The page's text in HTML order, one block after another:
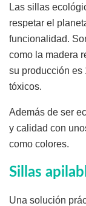
Las sillas
respetar el
funcionalidad.
como la madera
su producción es
tóxicos.
Además de ser
y calidad con
como colores.
Sillas
Una solución